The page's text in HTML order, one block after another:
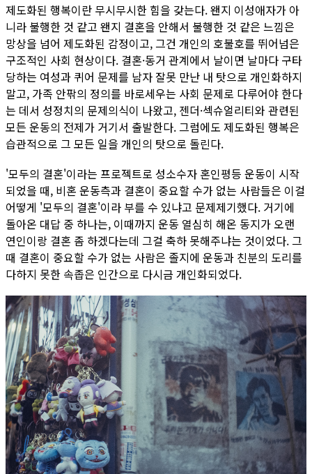
제도화된 행복이란 무시무시한 힘을 갖는다. 왠지 이성애자가 아
니라 불행한 것 같고 왠지 결혼을 안해서 불행한 것 같은 느낌은
망상을 넘어 제도화된 감정이고, 그건 개인의 호불호를 뛰어넘은
구조적인 사회 현상이다. 결혼·동거 관계에서 날이면 날마다 구타
당하는 여성과 퀴어 문제를 남자 잘못 만난 내 탓으로 개인화하지
말고, 가족 안팎의 정의를 바로세우는 사회 문제로 다루어야 한다
는 데서 성정치의 문제의식이 나왔고, 젠더·섹슈얼리티와 관련된
모든 운동의 전제가 거기서 출발한다. 그럼에도 제도화된 행복은
습관적으로 그 모든 일을 개인의 탓으로 돌린다.
'모두의 결혼'이라는 프로젝트로 성소수자 혼인평등 운동이 시작
되었을 때, 비혼 운동측과 결혼이 중요할 수가 없는 사람들은 이걸
어떻게 '모두의 결혼'이라 부를 수 있냐고 문제제기했다. 거기에
돌아온 대답 중 하나는, 이때까지 운동 열심히 해온 동지가 오랜
연인이랑 결혼 좀 하겠다는데 그걸 축하 못해주냐는 것이었다. 그
때 결혼이 중요할 수가 없는 사람은 졸지에 운동과 친분의 도리를
다하지 못한 속좁은 인간으로 다시금 개인화되었다.